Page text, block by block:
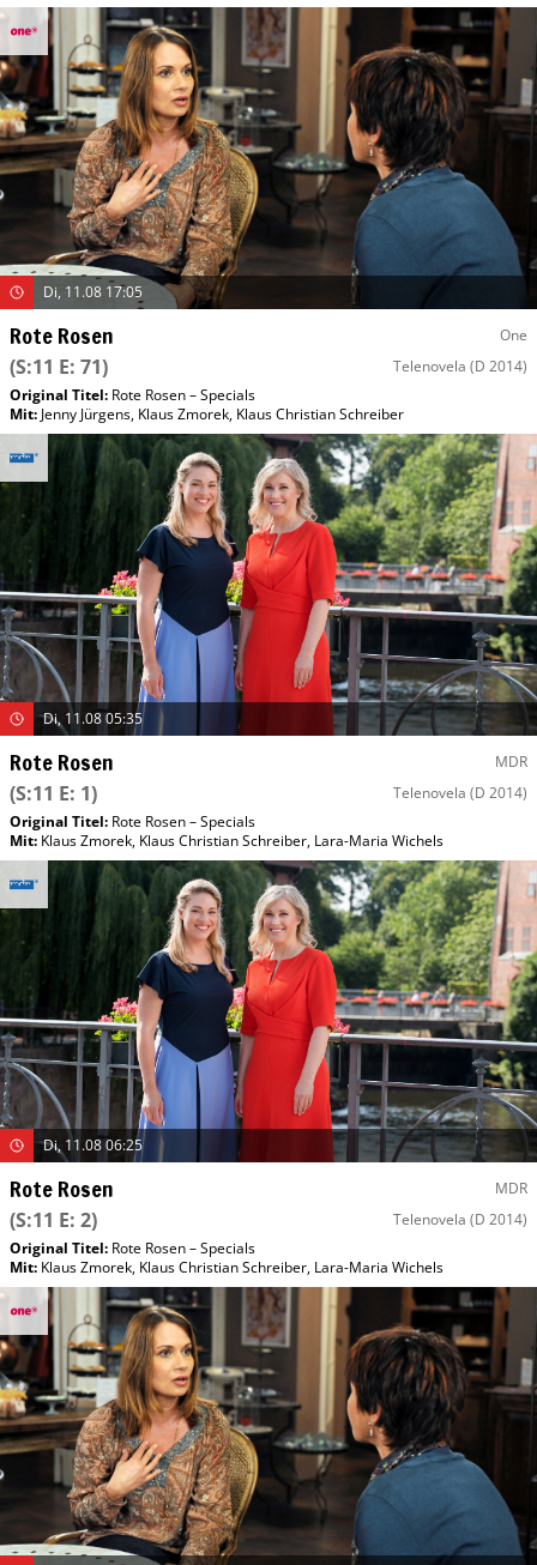
Di, 11.08 17:05
Rote Rosen One
(S:11 E: 71) Telenovela (D 2014)
Original Titel: Rote Rosen – Specials
Mit: Jenny Jürgens, Klaus Zmorek, Klaus Christian Schreiber
Di, 11.08 05:35
Rote Rosen MDR
(S:11 E: 1) Telenovela (D 2014)
Original Titel: Rote Rosen – Specials
Mit: Klaus Zmorek, Klaus Christian Schreiber, Lara-Maria Wichels
Di, 11.08 06:25
Rote Rosen MDR
(S:11 E: 2) Telenovela (D 2014)
Original Titel: Rote Rosen – Specials
Mit: Klaus Zmorek, Klaus Christian Schreiber, Lara-Maria Wichels